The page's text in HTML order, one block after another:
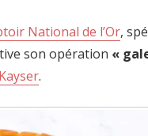
National de l’Or,
son opération «
.